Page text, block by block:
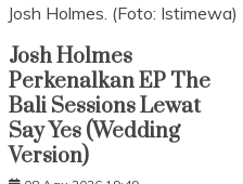
Josh Holmes. (Foto: Istimewa)
Josh Holmes
Perkenalkan EP The
Bali Sessions Lewat
Say Yes (Wedding
Version)